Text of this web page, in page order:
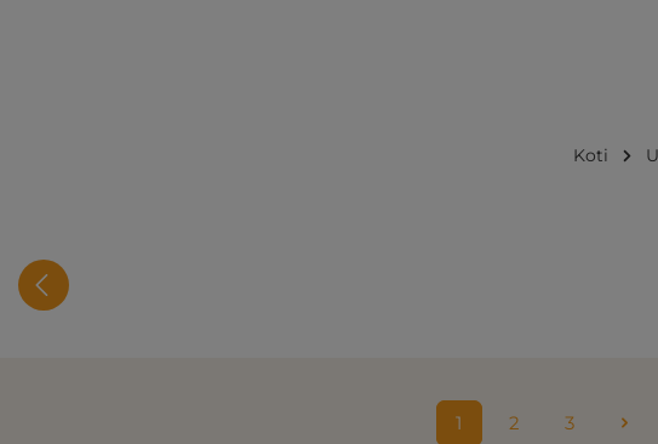
Koti
Sivu
1 Sivu
2 Sivu
3